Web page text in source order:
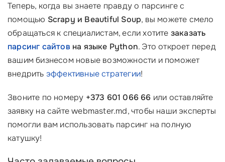
Теперь, когда вы знаете правду о парсинге с
помощью Scrapy и Beautiful Soup, вы можете смело
обращаться к специалистам, если хотите заказать
парсинг сайтовна языке Python. Это откроет перед
вашим бизнесом новые возможности и поможет
внедрить эффективные стратегии!
Звоните по номеру +373 601 066 66 или оставляйте
заявку на сайте webmaster.md, чтобы наши эксперты
помогли вам использовать парсинг на полную
катушку!